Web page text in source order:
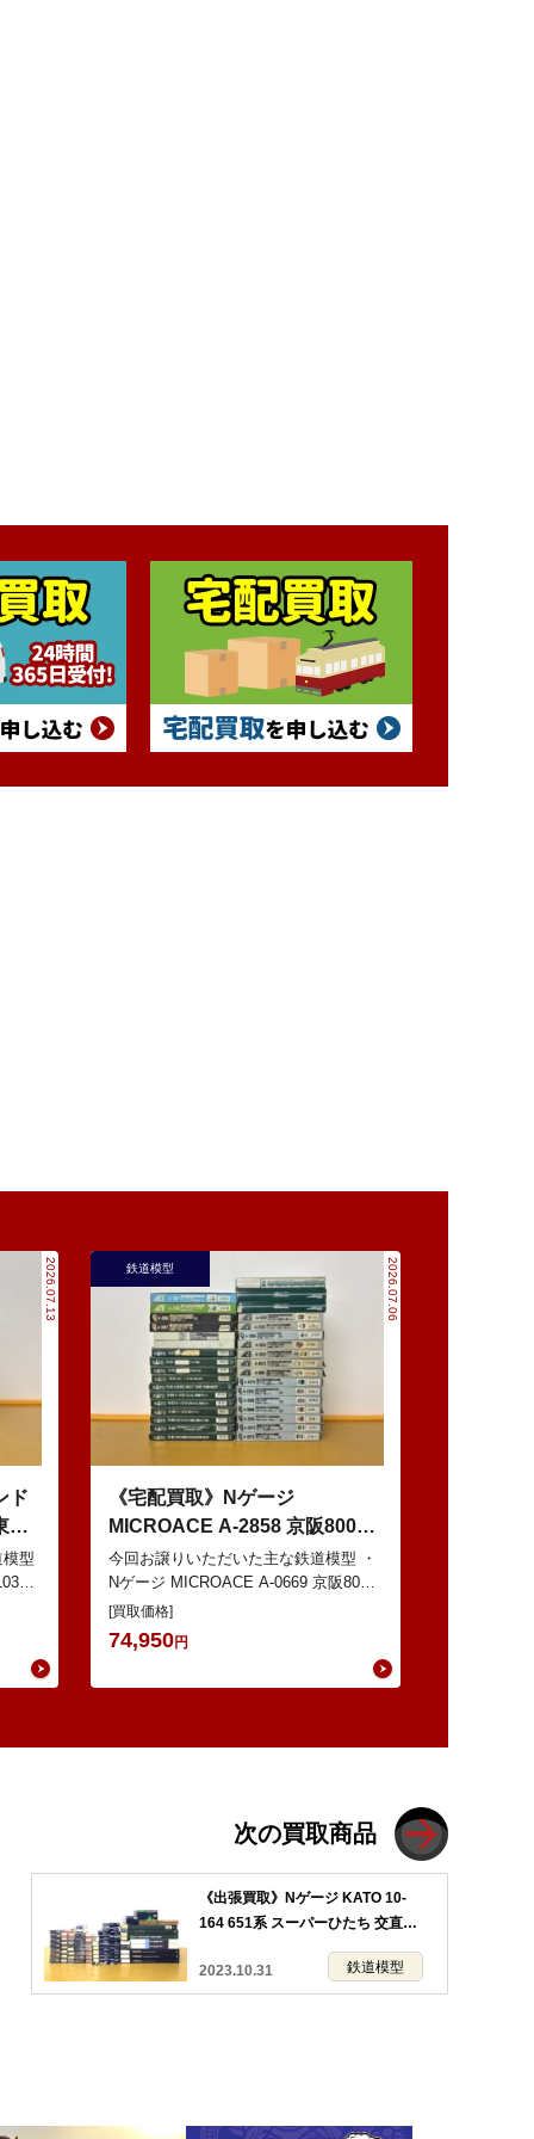
2026.07.13
ド
西
鉄
型
系
2026.07.06
鉄道模型
《宅配買取》Nゲージ
MICROACE A-2858 京阪8000
系 新塗装 などの鉄道模型
今回お譲りいただいた主な鉄道模型 ・
Nゲージ MICROACE A-0669 京阪8030
系 ・Nゲージ GREENMAX 組立キ…
[買取価格]
74,950円
次の買取商品
《出張買取》Nゲージ KATO 10-
164 651系 スーパーひたち 交直両
2023.10.31
鉄道模型